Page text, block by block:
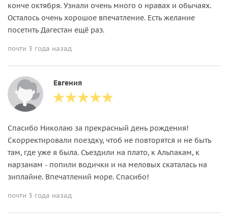
конче октября. Узнали очень много о нравах и обычаях.
Осталось очень хорошое впечатление. Есть желание
посетить Дагестан ещё раз.
почти 3 года назад
Евгения
Спасибо Николаю за прекрасный день рождения!
Скорректировали поездку, чтоб не повторятся и не быть
там, где уже я была. Съездили на плато, к Альпакам, к
нарзанам - попили водички и на меловых скаталась на
зиплайне. Впечатлений море. Спасибо!
почти 3 года назад